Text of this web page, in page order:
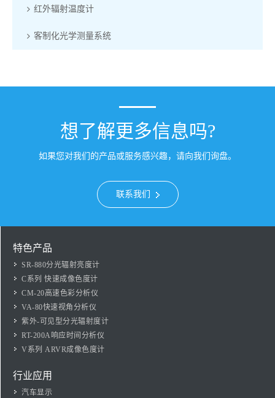
红外辐射温度计
客制化光学测量系统
想了解更多信息吗?
如果您对我们的产品或服务感兴趣，请向我们询盘。
联系我们
特色产品
SR-880分光辐射亮度计
C系列 快速成像色度计
CM-20高速色彩分析仪
VA-80快速视角分析仪
紫外-可见型分光辐射度计
RT-200A响应时间分析仪
V系列 ARVR成像色度计
行业应用
汽车显示